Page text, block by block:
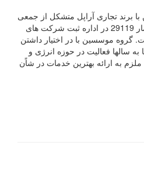
با برند تجاری آراپل متشکل از جمعی
از مهندسین پویا و خلاق به شمار 29119 در اداره ثبت شرکت های
گروه موسسین با در اختیار داشتن
سالها فعالیت در حوزه انرژی و
به ارائه بهترین خدمات در شاًن